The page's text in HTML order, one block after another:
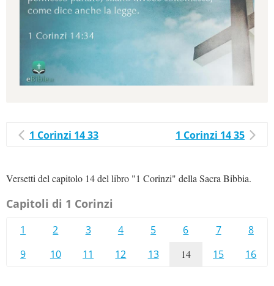
1 Corinzi 14 33 1 Corinzi 14 35
Versetti del capitolo 14 del libro "1 Corinzi" della Sacra Bibbia.
Capitoli di 1 Corinzi
1 2 3 4 5 6 7
8
9
10 11 12 13 14 15 16